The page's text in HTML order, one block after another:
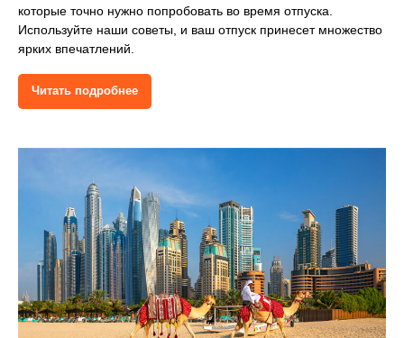
которые точно нужно попробовать во время отпуска.
Используйте наши советы, и ваш отпуск принесет множество
ярких впечатлений.
Читать подробнее